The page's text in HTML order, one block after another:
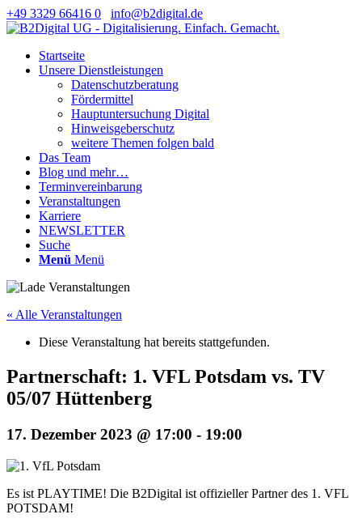
+49 3329 66416 0 info@b2digital.de
Startseite
Unsere Dienstleistungen
Datenschutzberatung
Fördermittel
Hauptuntersuchung Digital
Hinweisgeberschutz
weitere Themen folgen bald
Das Team
Blog und mehr…
Terminvereinbarung
Veranstaltungen
Karriere
NEWSLETTER
Suche
Menü Menü
« Alle Veranstaltungen
Diese Veranstaltung hat bereits stattgefunden.
Partnerschaft: 1. VFL Potsdam vs. TV
05/07 Hüttenberg
17. Dezember 2023 @ 17:00 - 19:00
Es ist PLAYTIME! Die B2Digital ist offizieller Partner des 1. VFL
POTSDAM!